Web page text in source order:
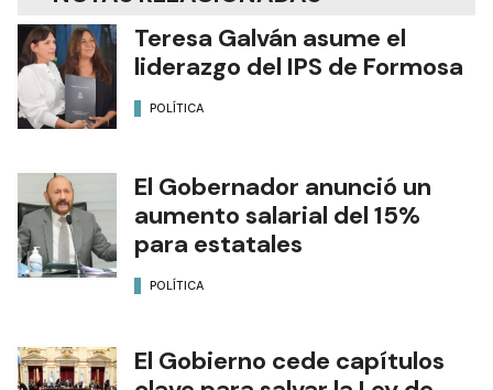
Teresa Galván asume el
liderazgo del IPS de Formosa
POLÍTICA
El Gobernador anunció un
aumento salarial del 15%
para estatales
POLÍTICA
El Gobierno cede capítulos